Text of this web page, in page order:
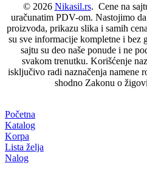
© 2026 Nikasil.rs. Cene na
uračunatim PDV-om. Nastojimo
proizvoda, prikazu slika i samih
su sve informacije kompletne i bez
sajtu su deo naše ponude i ne
svakom trenutku. Korišćenje
isključivo radi naznačenja namene
shodno Zakonu o
Početna
Katalog
Korpa
Lista želja
Nalog